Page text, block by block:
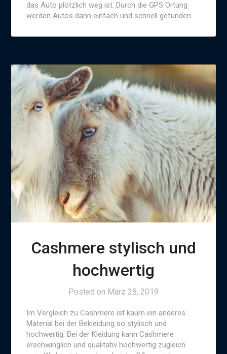
das Auto plötzlich weg ist. Durch die GPS Ortung
werden Autos dann einfach und schnell gefunden….
Cashmere stylisch und
hochwertig
Posted on März 28, 2019
Im Vergleich zu Cashmere ist kaum ein anderes
Material bei der Bekleidung so stylisch und
hochwertig. Bei der Kleidung kann Cashmere
erschwinglich und qualitativ hochwertig zugleich